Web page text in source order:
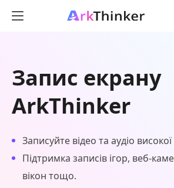
Запис екрану
ArkThinker
Записуйте відео та аудіо
Підтримка записів ігор, веб-
вікон тощо.